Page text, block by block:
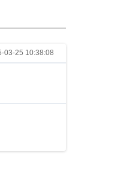
03-25 10:38:08